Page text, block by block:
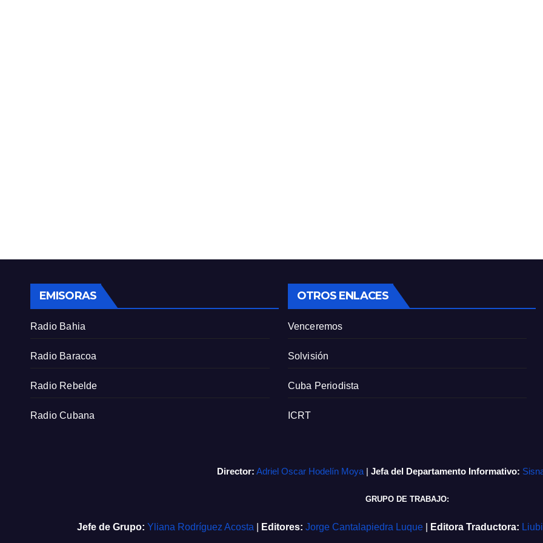
EMISORAS
Radio Bahia
Radio Baracoa
Radio Rebelde
Radio Cubana
OTROS ENLACES
Venceremos
Solvisión
Cuba Periodista
ICRT
Director: Adriel Oscar Hodelín Moya | Jefa del Departamento Informativo:
GRUPO DE TRABAJO:
Jefe de Grupo: Yliana Rodríguez Acosta Editores: Jorge Cantalapiedra Luque Editora Traductora: